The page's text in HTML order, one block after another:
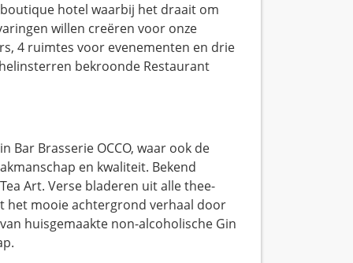
hotel waarbij het draait om
willen creëren voor onze
4 ruimtes voor evenementen en drie
bekroonde Restaurant
Bar Brasserie OCCO, waar ook de
en kwaliteit. Bekend
Art. Verse bladeren uit alle thee-
het mooie achtergrond verhaal door
huisgemaakte non-alcoholische Gin